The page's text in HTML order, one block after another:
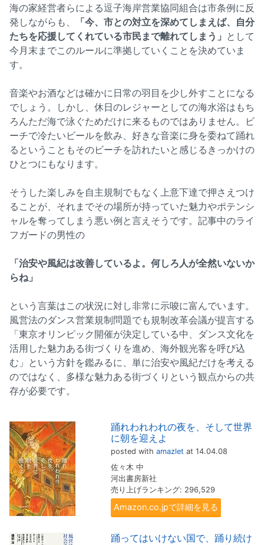
海の家経営者らによる逗子海岸営業協同組合は市条例に反
発しながらも、
「今、市との対立を深めてしまえば、自分
たちを応援してくれている市民まで離れてしまう」 として
今月末までこのルールに準拠していくことを決めていま
す。
音楽やお酒などは確かに日常の羽目を少し外すことになる
でしょう。しかし、休日のレジャーとしての海水浴はもち
ろんただ海で泳ぐためだけに来るものではありません。ビ
ーチで冷たいビールを飲み、好きな音楽に身を委ねて踊れ
るということもそのビーチを訪れたいと感じるきっかけの
ひとつにもなります。
そうした楽しみを自主規制でもなく上意下達で押さえつけ
ることが、それまでその場所が持っていた魅力やポテンシ
ャルを奪ってしまう悪い例と言えそうです。記事中のライ
フガードの男性の
「治安や風紀は改善しているよ。何しろ人が全然いないか
らね」
という言葉はこの状況に対し非常に示唆に富んでいます。
風営法のダンス営業規制問題でも規制改革会議が提言する
「東京オリンピック開催が決定している中、ダンス文化を
活用した魅力ある街づくりを進め、海外観光客を呼び込
む」という方針を鑑みるに、単に治安や風紀だけを考える
のではなく、多様な魅力ある街づくりという観点からの共
存が必要です。
踊れわれわれの夜を、そして世界
に朝を迎えよ
posted with amazlet at 14.04.08
佐々木 中
河出書房新社
売り上げランキング: 296,529
Amazon.co.jpで詳細を見る
踊ってはいけない国で、踊り続け